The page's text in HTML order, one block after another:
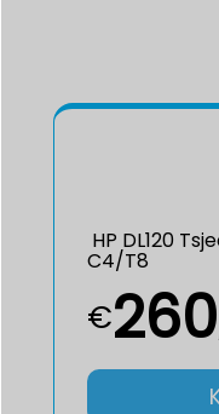
HP DL120
C4/T8
€260